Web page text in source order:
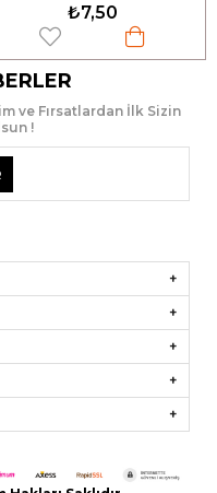
₺7,50
ve Fırsatlardan İlk Sizin
!